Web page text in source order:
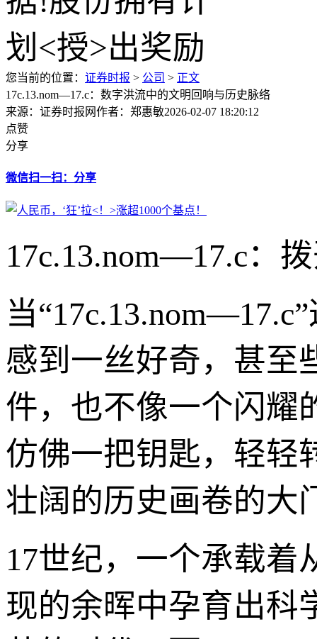
您当前的位置： 证券时报 > 公司 > 正文
17c.13.nom—17.c：数字洪流中的文明回响与历史脉络
来源：证券时报网作者：郑惠敏2026-02-07 18:20:12
点赞
分享
微信扫一扫：分享
17c.13.nom—17.c：
当
感到一丝好奇，甚至
件，也不像一个闪耀
仿佛一把钥匙，轻轻
壮阔的历史画卷的大
17世纪，一个承载
现的余晖中孕育出科